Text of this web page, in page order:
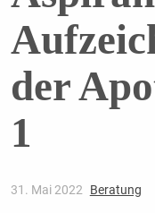
der
1
31. Mai 2022 Beratung